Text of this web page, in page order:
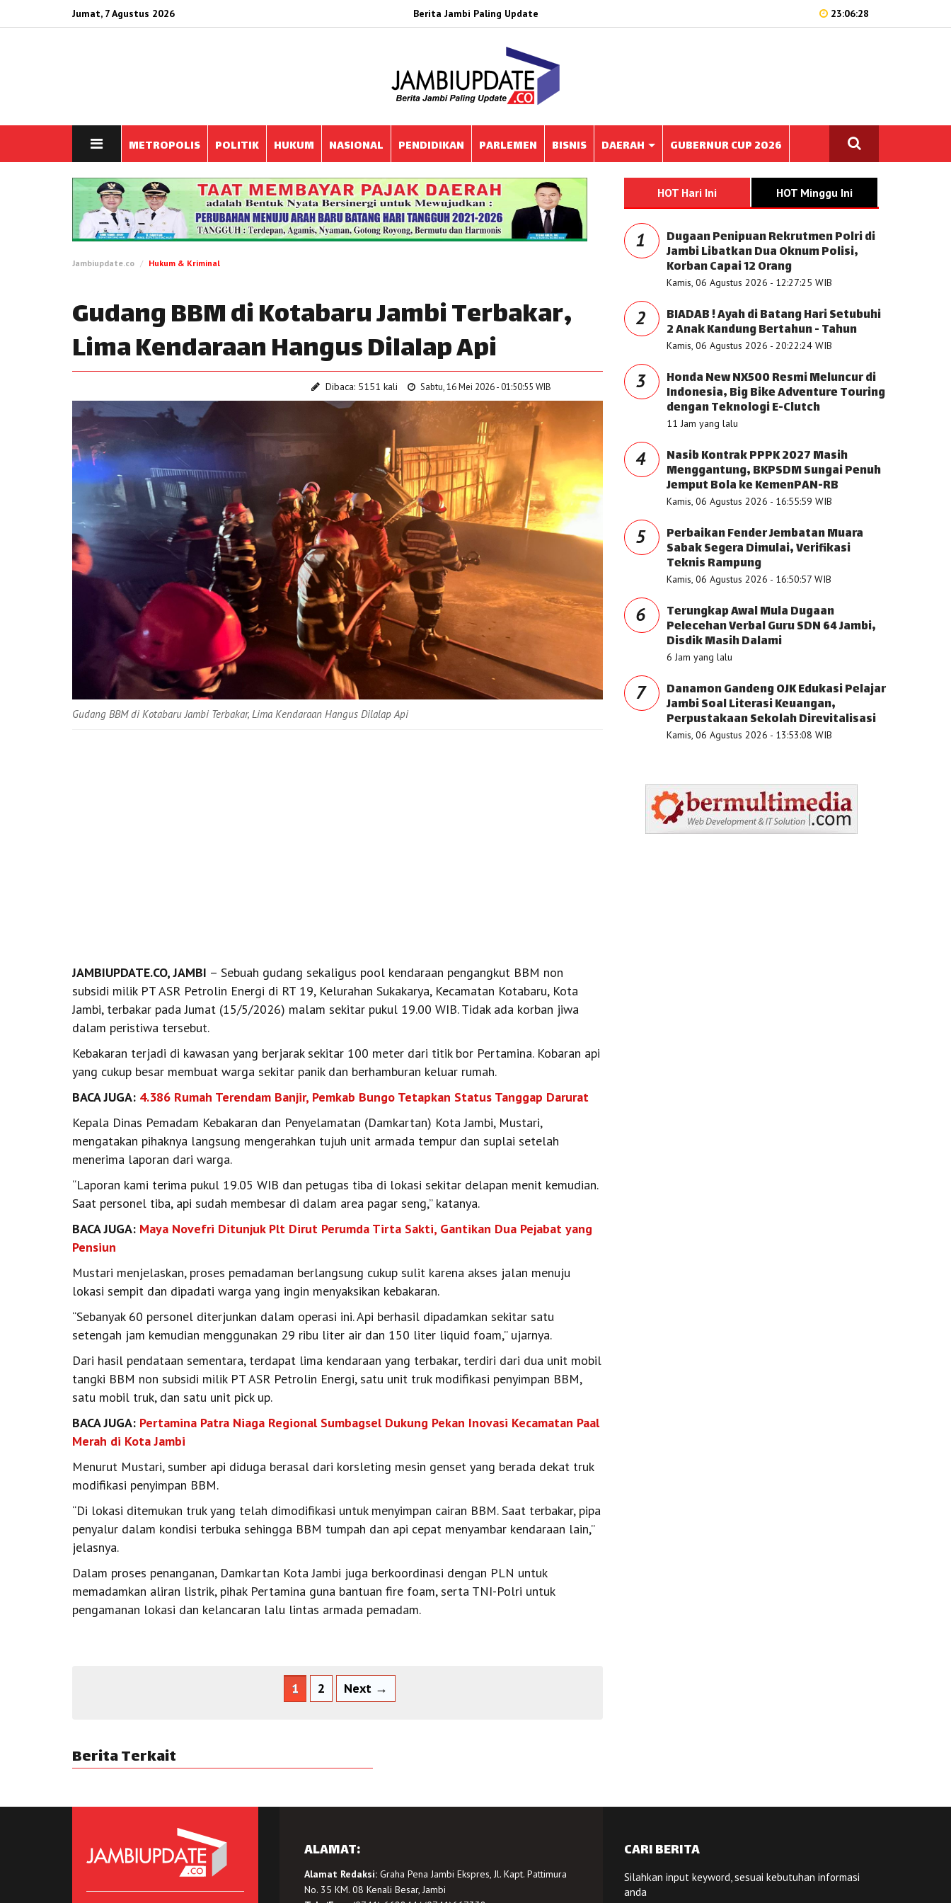
Jumat, 7 Agustus 2026 Berita Jambi Paling Update 23:06:28
METROPOLIS POLITIK HUKUM NASIONAL PENDIDIKAN PARLEMEN BISNIS DAERAH GUBERNUR CUP 2026
Jambiupdate.co Hukum & Kriminal
Gudang BBM di Kotabaru Jambi Terbakar,
Lima Kendaraan Hangus Dilalap Api
Dibaca: 5151 kali Sabtu, 16 Mei 2026 - 01:50:55 WIB
Gudang BBM di Kotabaru Jambi Terbakar, Lima Kendaraan Hangus Dilalap Api
JAMBIUPDATE.CO, JAMBI – Sebuah gudang sekaligus pool kendaraan pengangkut BBM non
subsidi milik PT ASR Petrolin Energi di RT 19, Kelurahan Sukakarya, Kecamatan Kotabaru, Kota
Jambi, terbakar pada Jumat (15/5/2026) malam sekitar pukul 19.00 WIB. Tidak ada korban jiwa
dalam peristiwa tersebut.
Kebakaran terjadi di kawasan yang berjarak sekitar 100 meter dari titik bor Pertamina. Kobaran api
yang cukup besar membuat warga sekitar panik dan berhamburan keluar rumah.
BACA JUGA: 4.386 Rumah Terendam Banjir, Pemkab Bungo Tetapkan Status Tanggap Darurat
Kepala Dinas Pemadam Kebakaran dan Penyelamatan (Damkartan) Kota Jambi, Mustari,
mengatakan pihaknya langsung mengerahkan tujuh unit armada tempur dan suplai setelah
menerima laporan dari warga.
“Laporan kami terima pukul 19.05 WIB dan petugas tiba di lokasi sekitar delapan menit kemudian.
Saat personel tiba, api sudah membesar di dalam area pagar seng,” katanya.
BACA JUGA: Maya Novefri Ditunjuk Plt Dirut Perumda Tirta Sakti, Gantikan Dua Pejabat yang
Pensiun
Mustari menjelaskan, proses pemadaman berlangsung cukup sulit karena akses jalan menuju
lokasi sempit dan dipadati warga yang ingin menyaksikan kebakaran.
“Sebanyak 60 personel diterjunkan dalam operasi ini. Api berhasil dipadamkan sekitar satu
setengah jam kemudian menggunakan 29 ribu liter air dan 150 liter liquid foam,” ujarnya.
Dari hasil pendataan sementara, terdapat lima kendaraan yang terbakar, terdiri dari dua unit mobil
tangki BBM non subsidi milik PT ASR Petrolin Energi, satu unit truk modifikasi penyimpan BBM,
satu mobil truk, dan satu unit pick up.
BACA JUGA: Pertamina Patra Niaga Regional Sumbagsel Dukung Pekan Inovasi Kecamatan Paal
Merah di Kota Jambi
Menurut Mustari, sumber api diduga berasal dari korsleting mesin genset yang berada dekat truk
modifikasi penyimpan BBM.
“Di lokasi ditemukan truk yang telah dimodifikasi untuk menyimpan cairan BBM. Saat terbakar, pipa
penyalur dalam kondisi terbuka sehingga BBM tumpah dan api cepat menyambar kendaraan lain,”
jelasnya.
Dalam proses penanganan, Damkartan Kota Jambi juga berkoordinasi dengan PLN untuk
memadamkan aliran listrik, pihak Pertamina guna bantuan fire foam, serta TNI-Polri untuk
pengamanan lokasi dan kelancaran lalu lintas armada pemadam.
1 2 Next →
Berita Terkait
HOT Hari Ini HOT Minggu Ini
1 Dugaan Penipuan Rekrutmen Polri di
Jambi Libatkan Dua Oknum Polisi,
Korban Capai 12 Orang
Kamis, 06 Agustus 2026 - 12:27:25 WIB
2 BIADAB ! Ayah di Batang Hari Setubuhi
2 Anak Kandung Bertahun - Tahun
Kamis, 06 Agustus 2026 - 20:22:24 WIB
3 Honda New NX500 Resmi Meluncur di
Indonesia, Big Bike Adventure Touring
dengan Teknologi E-Clutch
11 Jam yang lalu
4 Nasib Kontrak PPPK 2027 Masih
Menggantung, BKPSDM Sungai Penuh
Jemput Bola ke KemenPAN-RB
Kamis, 06 Agustus 2026 - 16:55:59 WIB
5 Perbaikan Fender Jembatan Muara
Sabak Segera Dimulai, Verifikasi
Teknis Rampung
Kamis, 06 Agustus 2026 - 16:50:57 WIB
6 Terungkap Awal Mula Dugaan
Pelecehan Verbal Guru SDN 64 Jambi,
Disdik Masih Dalami
6 Jam yang lalu
7 Danamon Gandeng OJK Edukasi Pelajar
Jambi Soal Literasi Keuangan,
Perpustakaan Sekolah Direvitalisasi
Kamis, 06 Agustus 2026 - 13:53:08 WIB
ALAMAT:
Alamat Redaksi:Graha Pena Jambi Ekspres, Jl. Kapt. Pattimura
No. 35 KM. 08 Kenali Besar, Jambi
CARI BERITA
Silahkan input keyword, sesuai kebutuhan informasi
anda